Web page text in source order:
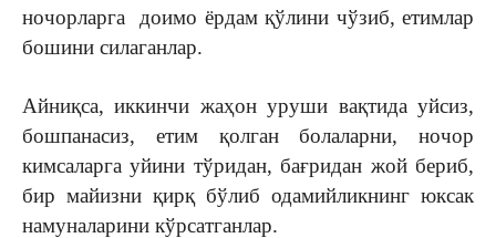
ночорларга доимо ёрдам қўлини чўзиб, етимлар
бошини силаганлар.
Айниқса, иккинчи жаҳон уруши вақтида уйсиз,
бошпанасиз, етим қолган болаларни, ночор
кимсаларга уйини тўридан, бағридан жой бериб,
бир майизни қирқ бўлиб одамийликнинг юксак
намуналарини кўрсатганлар.